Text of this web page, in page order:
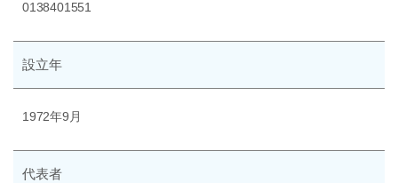
0138401551
設立年
1972年9月
代表者